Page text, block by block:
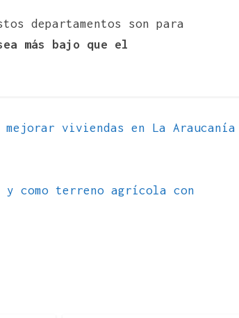
departamentos son para
más bajo que el
viviendas en La Araucanía
como terreno agrícola con